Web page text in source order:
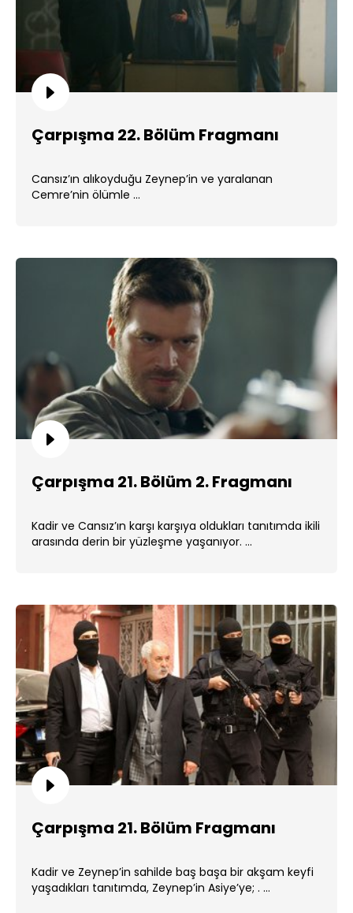
Çarpışma 22. Bölüm Fragmanı
Cansız’ın alıkoyduğu Zeynep’in ve yaralanan
Cemre’nin ölümle ...
Çarpışma 21. Bölüm 2. Fragmanı
Kadir ve Cansız’ın karşı karşıya oldukları tanıtımda ikili
arasında derin bir yüzleşme yaşanıyor. ...
Çarpışma 21. Bölüm Fragmanı
Kadir ve Zeynep’in sahilde baş başa bir akşam keyfi
yaşadıkları tanıtımda, Zeynep’in Asiye’ye; . ...